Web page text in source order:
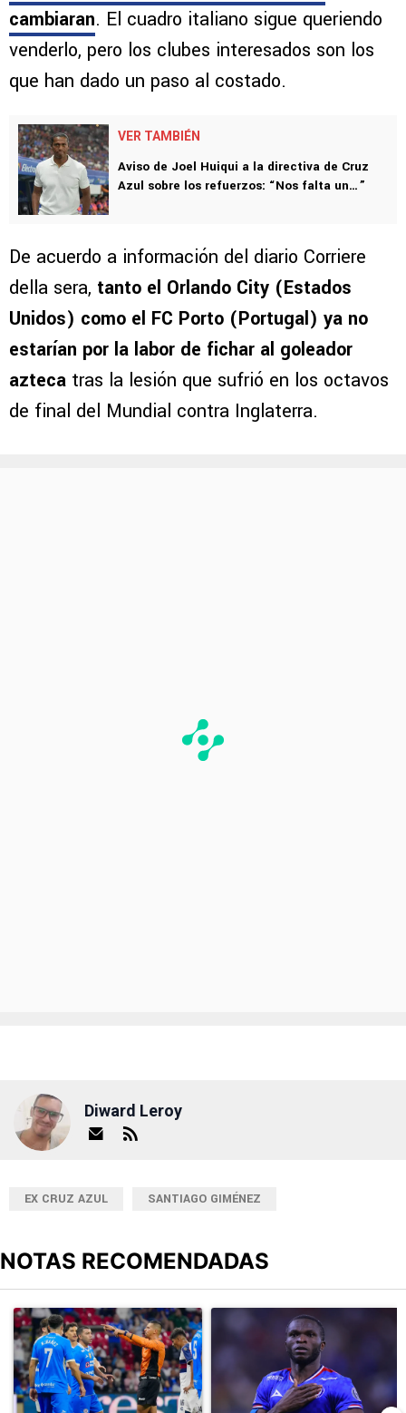
cambiaran. El cuadro italiano sigue queriendo
venderlo, pero los clubes interesados son los
que han dado un paso al costado.
VER TAMBIÉN
Aviso de Joel Huiqui a la directiva de Cruz
Azul sobre los refuerzos: “Nos falta un…”
De acuerdo a información del diario Corriere
della sera, tanto el Orlando City (Estados
Unidos) como el FC Porto (Portugal) ya no
estarían por la labor de fichar al goleador
azteca tras la lesión que sufrió en los octavos
de final del Mundial contra Inglaterra.
Diward Leroy
EX CRUZ AZUL SANTIAGO GIMÉNEZ
NOTAS RECOMENDADAS
Un artículo de tendencia con el título "Cruz Azul 2-3 Atlante:
Un artículo de tendencia con